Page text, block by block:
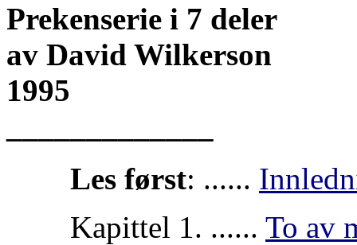
Prekenserie i 7 deler
av David Wilkerson
1995
Les først: ......
Kapittel 1. ...... To av